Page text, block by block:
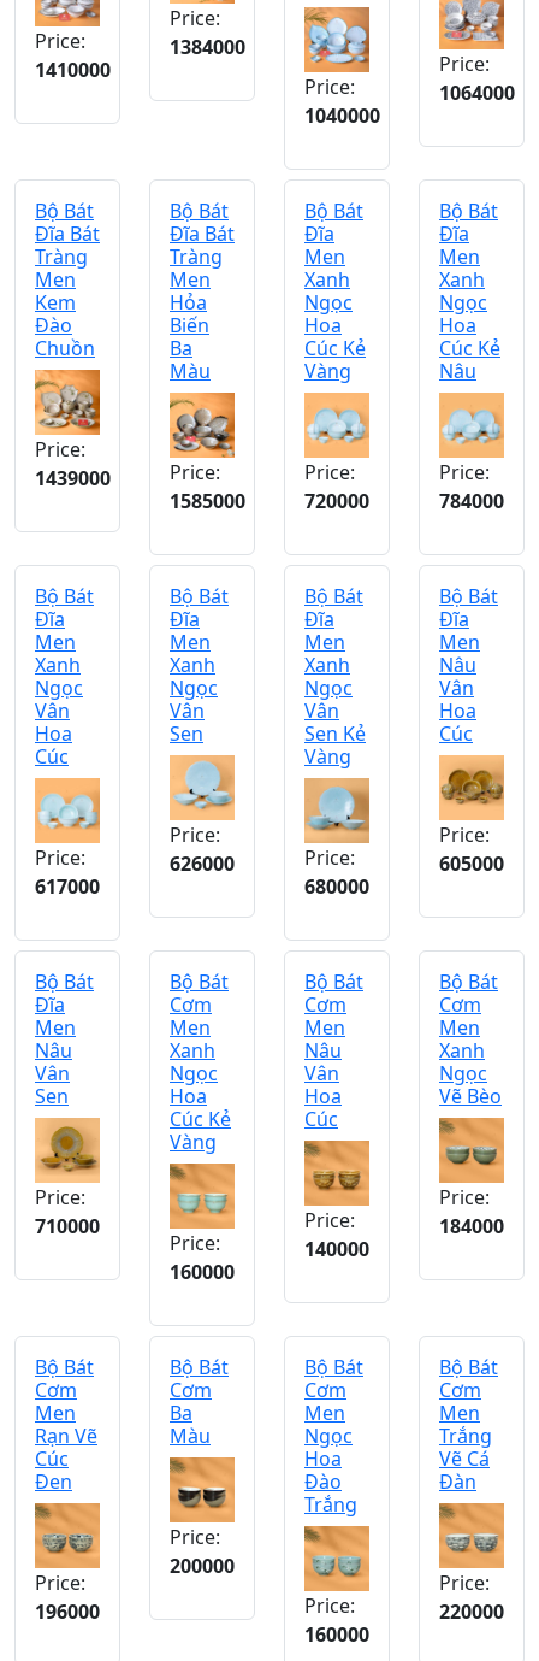
Price:
1410000
Price:
1384000
Price:
1040000
Price:
1064000
Bộ Bát
Đĩa Bát
Tràng
Men
Kem
Đào
Chuồn
Price:
1439000
Bộ Bát
Đĩa Bát
Tràng
Men
Hỏa
Biến
Ba
Màu
Price:
1585000
Bộ Bát
Đĩa
Men
Xanh
Ngọc
Hoa
Cúc Kẻ
Vàng
Price:
720000
Bộ Bát
Đĩa
Men
Xanh
Ngọc
Hoa
Cúc Kẻ
Nâu
Price:
784000
Bộ Bát
Đĩa
Men
Xanh
Ngọc
Vân
Hoa
Cúc
Price:
617000
Bộ Bát
Đĩa
Men
Xanh
Ngọc
Vân
Sen
Price:
626000
Bộ Bát
Đĩa
Men
Xanh
Ngọc
Vân
Sen Kẻ
Vàng
Price:
680000
Bộ Bát
Đĩa
Men
Nâu
Vân
Hoa
Cúc
Price:
605000
Bộ Bát
Đĩa
Men
Nâu
Vân
Sen
Price:
710000
Bộ Bát
Cơm
Men
Xanh
Ngọc
Hoa
Cúc Kẻ
Vàng
Price:
160000
Bộ Bát
Cơm
Men
Nâu
Vân
Hoa
Cúc
Price:
140000
Bộ Bát
Cơm
Men
Xanh
Ngọc
Vẽ Bèo
Price:
184000
Bộ Bát
Cơm
Men
Rạn Vẽ
Cúc
Đen
Price:
196000
Bộ Bát
Cơm
Ba
Màu
Price:
200000
Bộ Bát
Cơm
Men
Ngọc
Hoa
Đào
Trắng
Price:
160000
Bộ Bát
Cơm
Men
Trắng
Vẽ Cá
Đàn
Price:
220000